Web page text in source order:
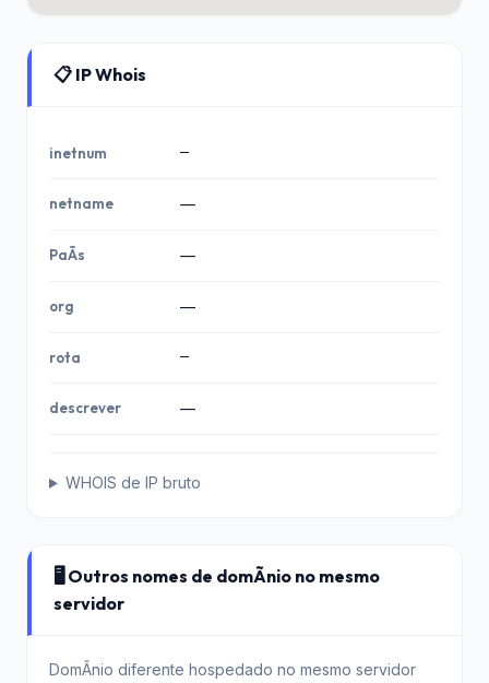
📋 IP Whois
inetnum —
netname —
PaÃ­s —
org —
rota —
descrever —
WHOIS de IP bruto
🖥️ Outros nomes de domÃ­nio no mesmo
servidor
DomÃ­nio diferente hospedado no mesmo servidor